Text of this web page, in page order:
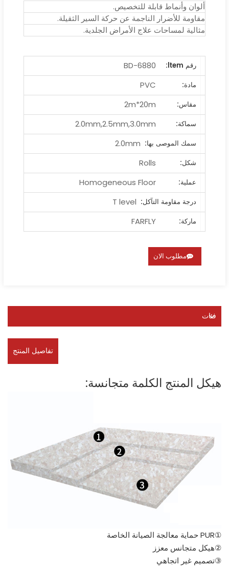
ألوان وأنماط قابلة للتخصيص.
مقاومة للأضرار الناجمة عن حركة السير الثقيلة.
مثالية لمساحات علاج الأمراض الجلدية.
رقم ltem:
BD-6880
مادة:
PVC
مقاس:
2m*20m
سماكة:
2.0mm,2.5mm,3.0mm
سمك الموصى بها: 2.0mm
شكل:
Rolls
عملية:
Homogeneous Floor
درجة مقاومة التآكل: T level
ماركة:
FARFLY
مطلوب الان
فئات
تفاصيل المنتج
هيكل المنتج الكلمة متجانسة:
①PUR حماية معالجة الصيانة الخاصة
②هيكل متجانس معزز
③تصميم غير اتجاهي